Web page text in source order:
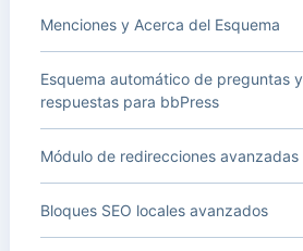
Menciones y Acerca del Esquema
Esquema automático de preguntas y
respuestas para bbPress
Módulo de redirecciones avanzadas
Bloques SEO locales avanzados